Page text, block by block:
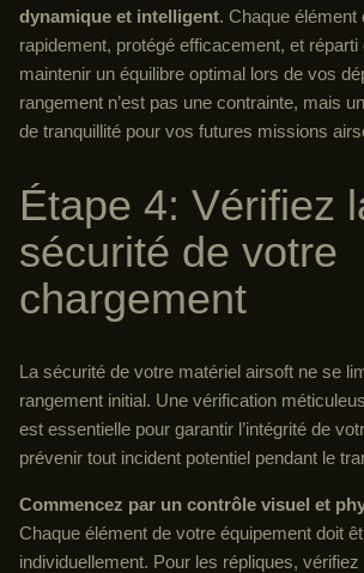
dynamique et intelligent. Chaque
rapidement, protégé efficacement, et réparti
maintenir un équilibre optimal lors de vos
rangement n’est pas une contrainte, mais
de tranquillité pour vos futures missions
Étape 4: Vérifiez
sécurité de votre
chargement
La sécurité de votre matériel airsoft ne se
rangement initial. Une vérification
est essentielle pour garantir l’intégrité de
prévenir tout incident potentiel pendant le
Commencez par un contrôle visuel et
Chaque élément de votre équipement doit
individuellement. Pour les répliques, vérifiez